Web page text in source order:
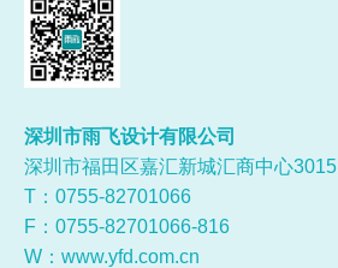
深圳市雨飞设计有限公司
深圳市福田区嘉汇新城汇商中心3015
T：0755-82701066
F：0755-82701066-816
W： www.yfd.com.cn